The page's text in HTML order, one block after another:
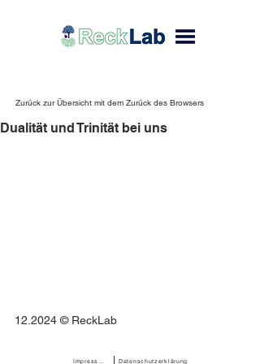
Zurück zur Übersicht mit dem Zurück des Browsers
Dualität und Trinität bei uns
12.2024 © ReckLab
Impressum Datenschutzerklärung